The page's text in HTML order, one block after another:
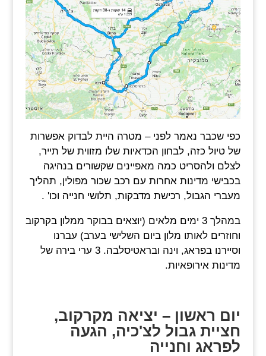
כפי שכבר נאמר לפני – מטרה היית לבדוק אפשרות
של טיול כזה, לבחון הכדאיות שלו מזווית של תייר,
לצלם ולהסריט כמה מאפיינים שקשורים בנהיגה
בכבישי מדינות אחרות עם רכב שכור מפולין, תהליך
מעברי הגבול, רכישת מדבקות, תלושי חנייה וכו' .
במהלך 3 ימים מלאים (יוצאים בבוקר ממלון בקרקוב
וחוזרים לאותו מלון ביום השלישי בערב) עברנו
וסיירנו בפראג, וינה ובראטיסלבה. 3 ערי בירה של
מדינות אירופאיות.
יום ראשון – יציאה מקרקוב,
חציית גבול לצ'כיה, הגעה
לפראג וחנייה